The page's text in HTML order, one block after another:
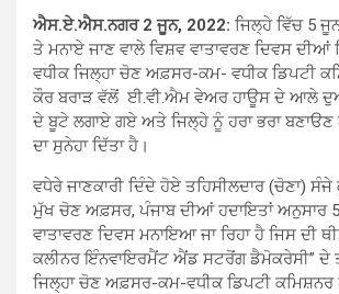
ਐਸ.ਏ.ਐਸ.ਨਗਰ 2 ਜੂਨ, 2022: ਜਿਲ੍ਹੇ ਵਿੱਚ 5
ਤੇ ਮਨਾਏ ਜਾਣ ਵਾਲੇ ਵਿਸ਼ਵ ਵਾਤਾਵਰਣ ਦਿਵਸ
ਵਧੀਕ ਜਿਲ੍ਹਾ ਚੋਣ ਅਫ਼ਸਰ-ਕਮ- ਵਧੀਕ ਡਿਪਟੀ
ਕੌਰ ਬਰਾੜ ਵੱਲੋਂ ਈ.ਵੀ.ਐਮ ਵੇਅਰ ਹਾਊਸ ਦੇ ਆਲੇ
ਦੇ ਬੂਟੇ ਲਗਾਏ ਗਏ ਅਤੇ ਜਿਲ੍ਹੇ ਨੂੰ ਹਰਾ ਭਰਾ ਬਣਾੳਣ
ਦਾ ਸੁਨੇਹਾ ਦਿੱਤਾ ਹੈ।
ਵਧੇਰੇ ਜਾਣਕਾਰੀ ਦਿੰਦੇ ਹੋਏ ਤਹਿਸੀਲਦਾਰ (ਚੋਣਾ)
ਮੁੱਖ ਚੋਣ ਅਫ਼ਸਰ, ਪੰਜਾਬ ਦੀਆਂ ਹਦਾਇਤਾਂ ਅਨੁਸਾਰ
ਵਾਤਾਵਰਣ ਦਿਵਸ ਮਨਾਇਆ ਜਾ ਰਿਹਾ ਹੈ ਜਿਸ ਦੀ
ਕਲੀਨਰ ਇੰਨਵਾਇਰਮੈਂਟ ਐਂਡ ਸਟਰੋਂਗ ਡੈਮੋਕਰੇਸੀ” ਦੇ
ਜਿਲ੍ਹਾ ਚੋਣ ਅਫ਼ਸਰ-ਕਮ-ਵਧੀਕ ਡਿਪਟੀ